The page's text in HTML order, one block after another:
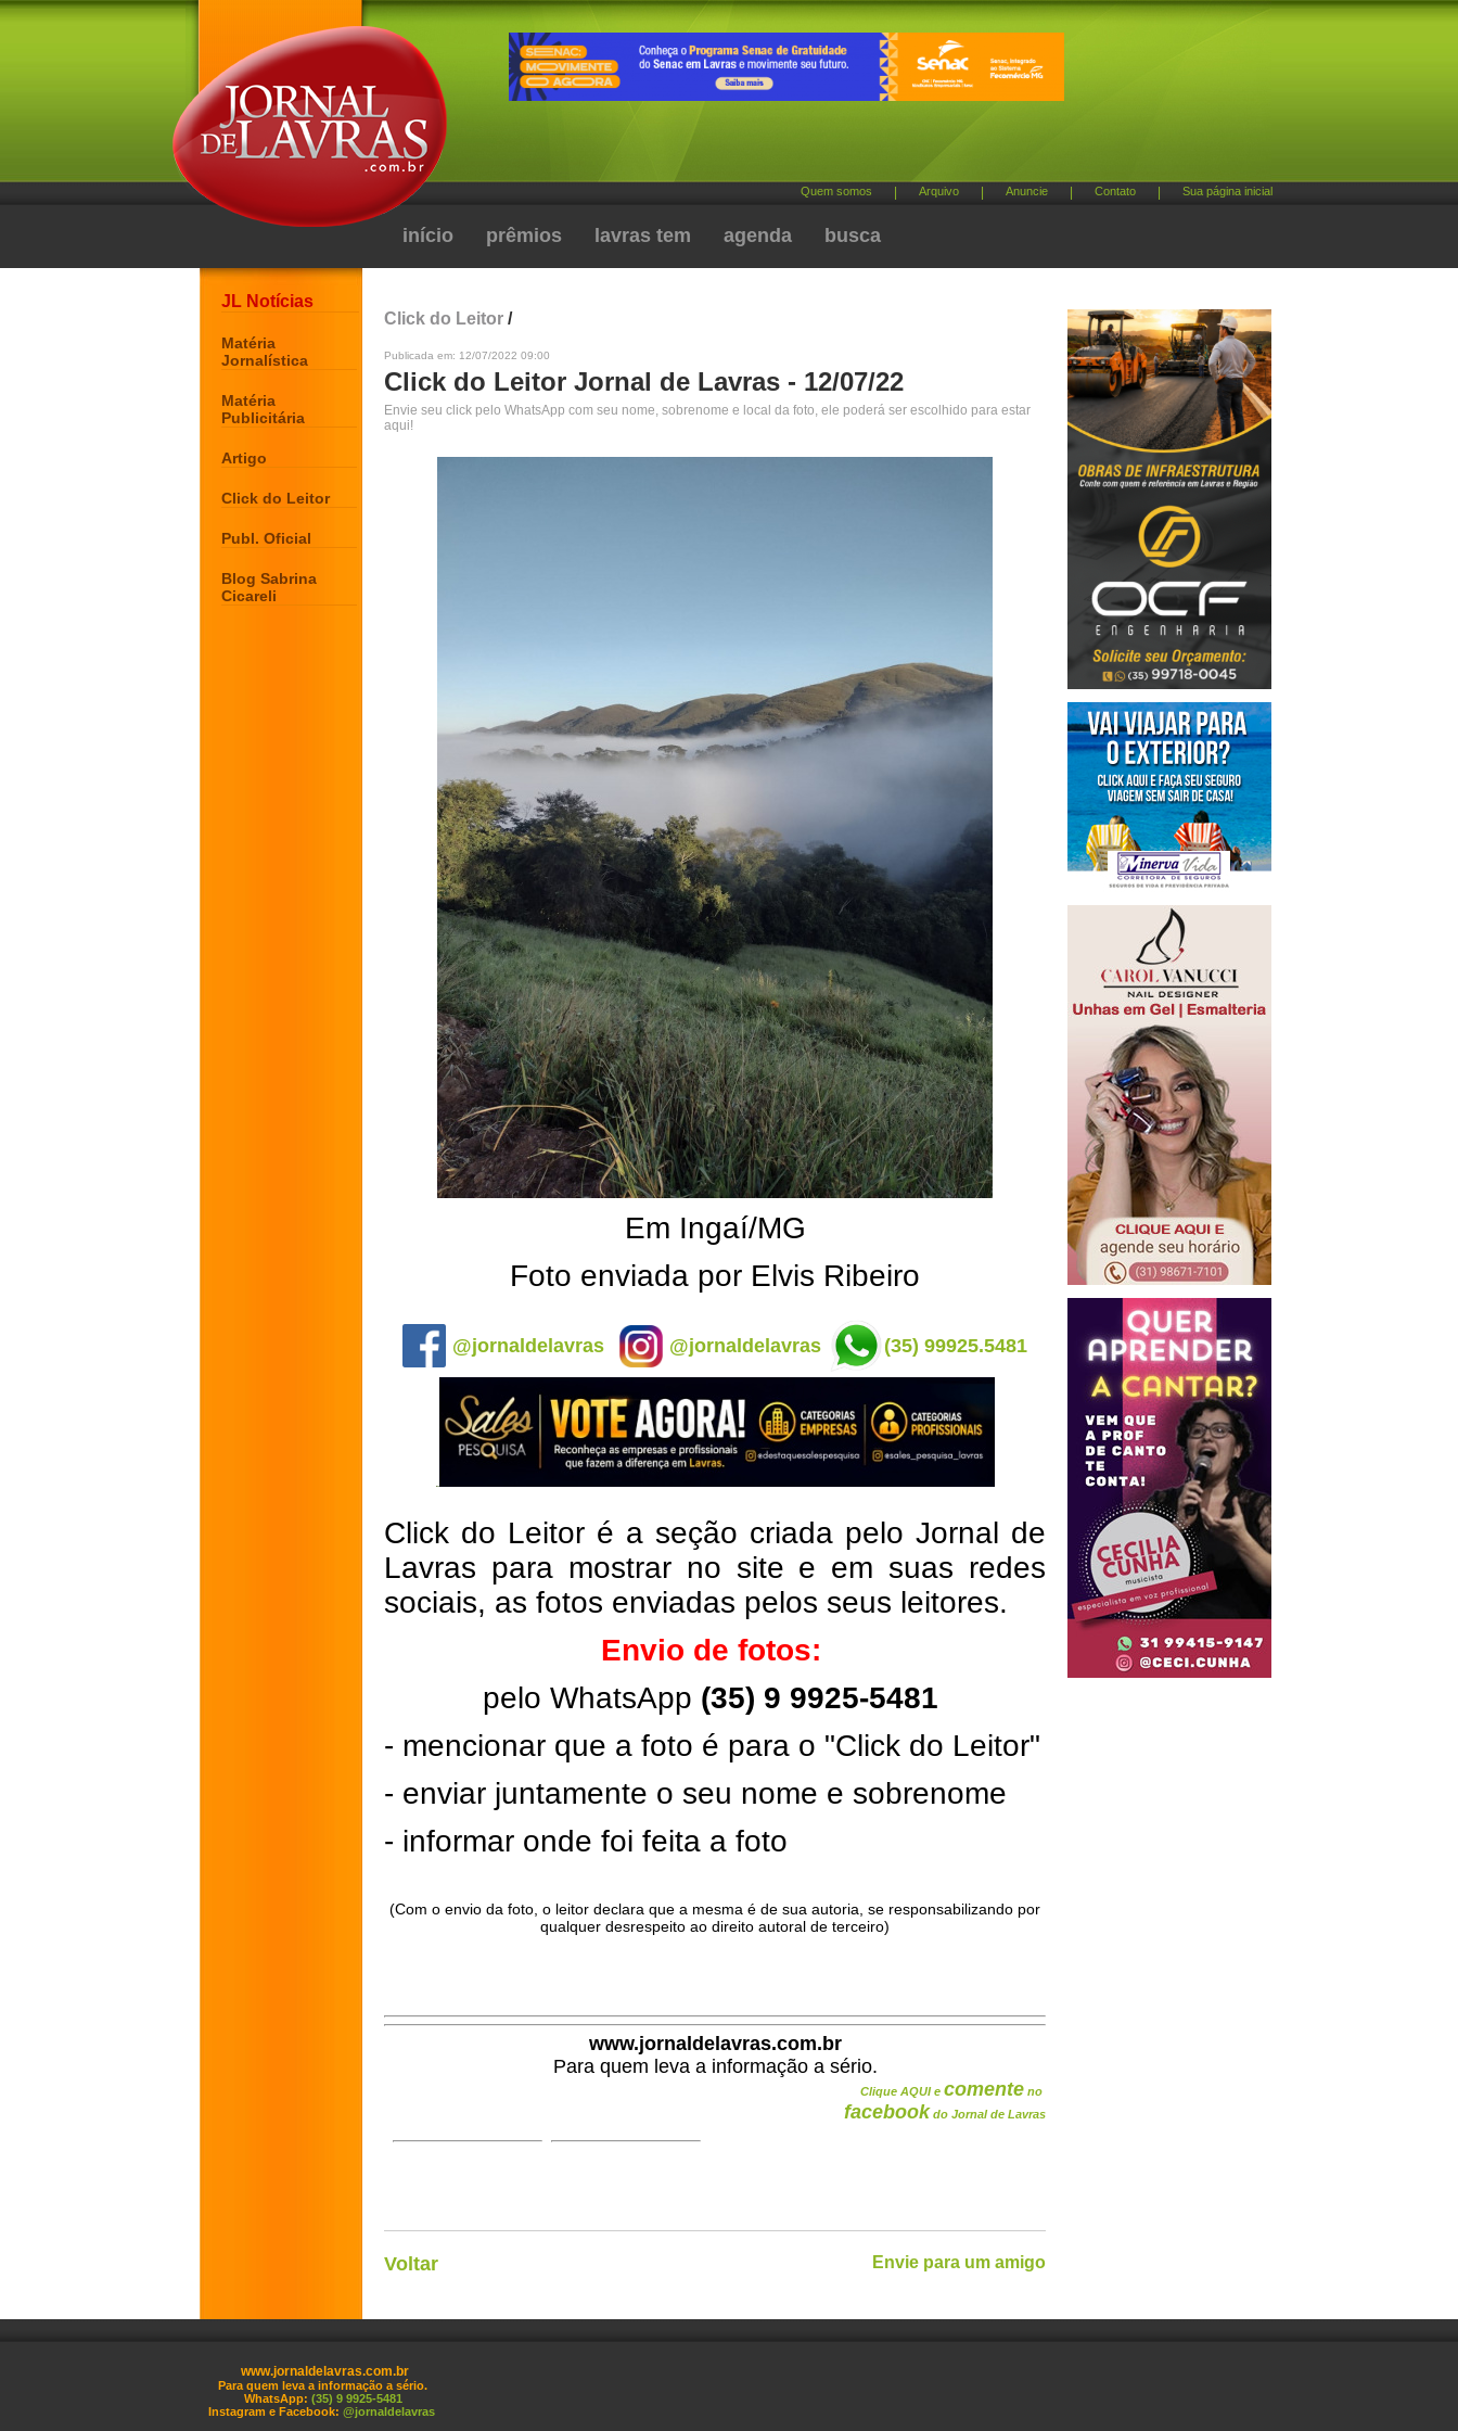
Quem somos Arquivo Anuncie Contato Sua página inicial
início prêmios lavras tem agenda busca
JL Notícias
Matéria
Jornalística
Matéria
Publicitária
Artigo
Click do Leitor
Publ. Oficial
Blog Sabrina
Cicareli
Click do Leitor /
Publicada em: 12/07/2022 09:00
Click do Leitor Jornal de Lavras - 12/07/22
Envie seu click pelo WhatsApp com seu nome, sobrenome e local da foto, ele poderá ser escolhido para estar
aqui!
Em Ingaí/MG
Foto enviada por Elvis Ribeiro
@jornaldelavras @jornaldelavras (35) 99925.5481
Click do Leitor é a seção criada pelo Jornal de
Lavras para mostrar no site e em suas redes
sociais, as fotos enviadas pelos seus leitores.
Envio de fotos:
pelo WhatsApp (35) 9 9925-5481
- mencionar que a foto é para o "Click do Leitor"
- enviar juntamente o seu nome e sobrenome
- informar onde foi feita a foto
(Com o envio da foto, o leitor declara que a mesma é de sua autoria, se responsabilizando por
qualquer desrespeito ao direito autoral de terceiro)
www.jornaldelavras.com.br
Para quem leva a informação a sério.
Clique AQUI e comente no
facebook do Jornal de Lavras
Voltar Envie para um amigo
www.jornaldelavras.com.br
Para quem leva a informação a sério.
WhatsApp: (35) 9 9925-5481
Instagram e Facebook: @jornaldelavras